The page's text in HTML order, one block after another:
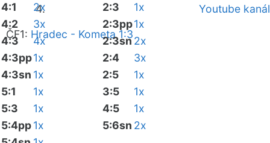
Youtube kanál
ČF1: Hradec - Kometa 1:3
4:1
2x
4:2
3x
4:3
4x
4:3pp1x
4:3sn 1x
5:1
1x
5:3
1x
5:4pp1x
2:3
1x
2:3pp1x
2:3sn2x
2:4
3x
2:5
1x
3:5
1x
4:5
1x
5:6sn 2x